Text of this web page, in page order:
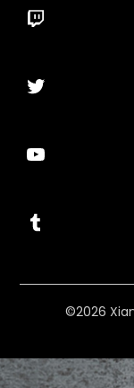
Twitch
Twitter
YouTube
Tumblr
©2026